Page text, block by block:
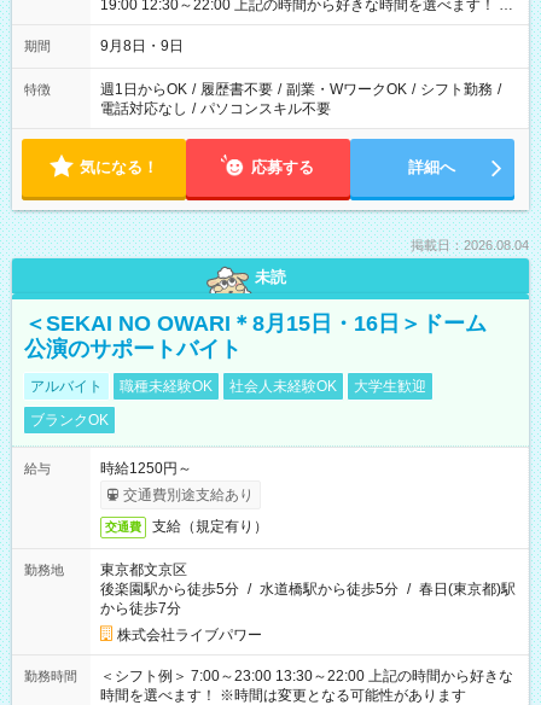
19:00 12:30～22:00 上記の時間から好きな時間を選べます！ ※
時間は変更となる可能性があります
期間 9月8日・9日
特徴 週1日からOK / 履歴書不要 / 副業・WワークOK / シフト勤務 /
電話対応なし / パソコンスキル不要
気になる！ 応募する 詳細へ
掲載日：2026.08.04
未読
＜SEKAI NO OWARI＊8月15日・16日＞ドーム
公演のサポートバイト
アルバイト 職種未経験OK 社会人未経験OK
大学生歓迎
ブランクOK
給与
時給1250円～
交通費別途支給あり
交通費 支給（規定有り）
勤務地
東京都文京区
後楽園駅から徒歩5分 / 水道橋駅から徒歩5分 / 春日(東京都)駅
から徒歩7分
株式会社ライブパワー
勤務時間
＜シフト例＞ 7:00～23:00 13:30～22:00 上記の時間から好きな
時間を選べます！ ※時間は変更となる可能性があります